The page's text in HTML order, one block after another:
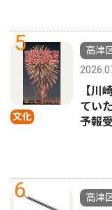
5
文化
高津
【川
てい
予報
6
高津